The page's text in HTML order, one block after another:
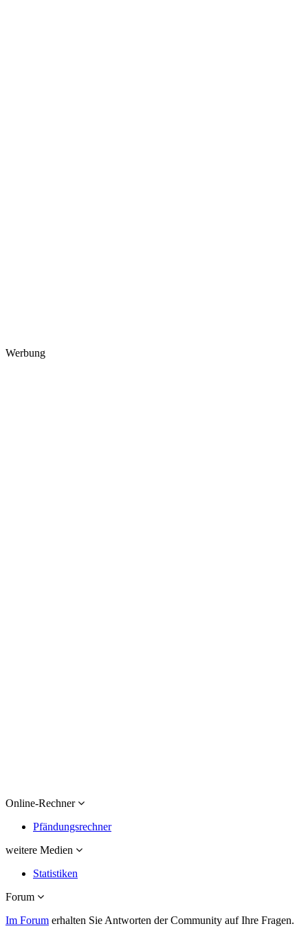
Werbung
Online-Rechner
Pfändungsrechner
weitere Medien
Statistiken
Forum
Im Forum erhalten Sie Antworten der Community auf Ihre Fragen.